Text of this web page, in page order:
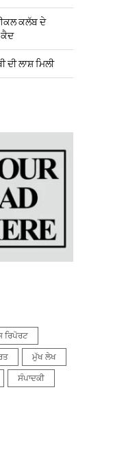
ਕਲੱਬ ਦੇ
ਕੈਦ
ਦੀ ਲਾਸ਼ ਮਿਲੀ
ਰਿਪੋਰਟ
ਮੁੱਖ ਲੇਖ
ਸੰਪਾਦਕੀ